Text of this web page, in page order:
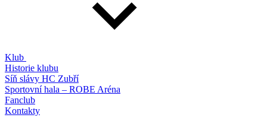
Klub
Historie klubu
Síň slávy HC Zubří
Sportovní hala – ROBE Aréna
Fanclub
Kontakty